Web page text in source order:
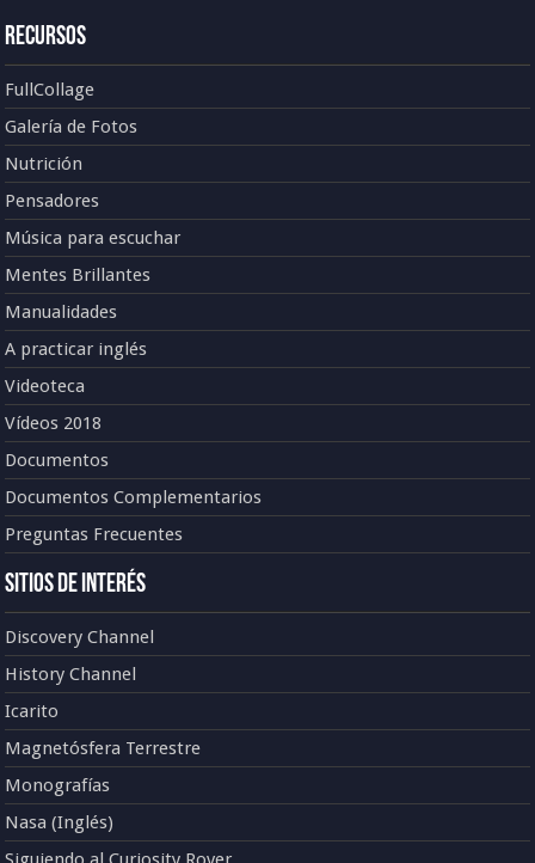
Recursos
FullCollage
Galería de Fotos
Nutrición
Pensadores
Música para escuchar
Mentes Brillantes
Manualidades
A practicar inglés
Videoteca
Vídeos 2018
Documentos
Documentos Complementarios
Preguntas Frecuentes
Sitios de Interés
Discovery Channel
History Channel
Icarito
Magnetósfera Terrestre
Monografías
Nasa (Inglés)